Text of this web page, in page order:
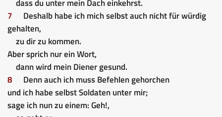
dass du unter mein Dach einkehrst.
7
Deshalb habe ich mich selbst auch nicht für würdig
gehalten,
zu dir zu kommen.
Aber sprich nur ein Wort,
dann wird mein Diener gesund.
8
Denn auch ich muss Befehlen gehorchen
und ich habe selbst Soldaten unter mir;
sage ich nun zu einem: Geh!,